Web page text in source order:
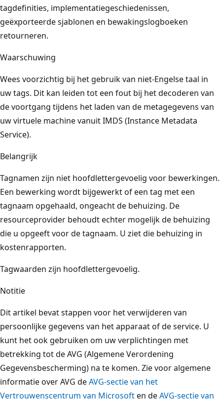
tagdefinities, implementatiegeschiedenissen,
geëxporteerde sjablonen en bewakingslogboeken
retourneren.
Waarschuwing
Wees voorzichtig bij het gebruik van niet-Engelse taal in
uw tags. Dit kan leiden tot een fout bij het decoderen van
de voortgang tijdens het laden van de metagegevens van
uw virtuele machine vanuit IMDS (Instance Metadata
Service).
Belangrijk
Tagnamen zijn niet hoofdlettergevoelig voor bewerkingen.
Een bewerking wordt bijgewerkt of een tag met een
tagnaam opgehaald, ongeacht de behuizing. De
resourceprovider behoudt echter mogelijk de behuizing
die u opgeeft voor de tagnaam. U ziet die behuizing in
kostenrapporten.
Tagwaarden zijn hoofdlettergevoelig.
Notitie
Dit artikel bevat stappen voor het verwijderen van
persoonlijke gegevens van het apparaat of de service. U
kunt het ook gebruiken om uw verplichtingen met
betrekking tot de AVG (Algemene Verordening
Gegevensbescherming) na te komen. Zie voor algemene
informatie over AVG deAVG-sectie van het
Vertrouwenscentrum van Microsoften deAVG-sectie van